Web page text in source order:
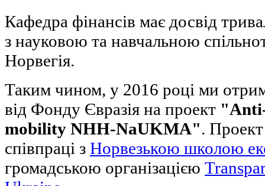
Кафедра фінансів має досвід
з науковою та навчальною
Норвегія.
Таким чином, у 2016 році ми
від Фонду Євразія на проект
mobility NHH-NaUKMA". Проект
співпраці з Норвезькою школою
громадською організацією